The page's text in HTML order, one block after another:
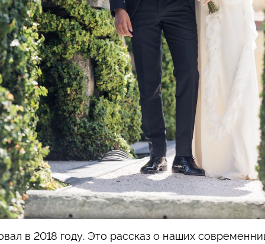
в 2018 году. Это рассказ о наших